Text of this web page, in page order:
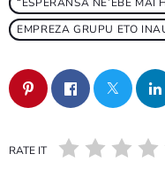
“ESPERANSA NE’EBÉ MAI
EMPREZA GRUPU ETO
RATE IT